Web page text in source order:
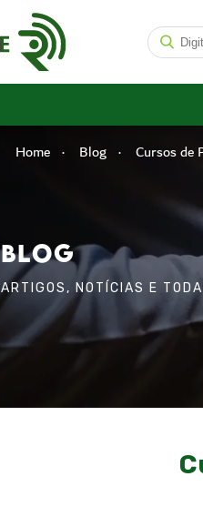
Home Blog Cursos de
BLOG
ARTIGOS, NOTÍCIAS E